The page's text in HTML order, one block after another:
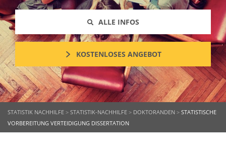
ALLE INFOS
KOSTENLOSES ANGEBOT
STATISTIK NACHHILFE > STATISTIK-NACHHILFE > DOKTORANDEN > STATISTISCHE
VORBEREITUNG VERTEIDIGUNG DISSERTATION